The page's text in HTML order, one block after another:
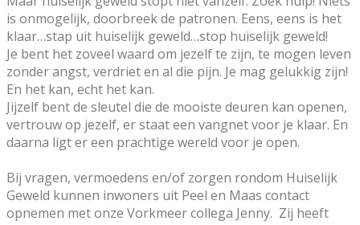
is onmogelijk, doorbreek de patronen. Eens, eens is het
klaar…stap uit huiselijk geweld…stop huiselijk geweld!
Je bent het zoveel waard om jezelf te zijn, te mogen leven
zonder angst, verdriet en al die pijn. Je mag gelukkig zijn!
En het kan, echt het kan.
Jijzelf bent de sleutel die de mooiste deuren kan openen,
vertrouw op jezelf, er staat een vangnet voor je klaar. En
daarna ligt er een prachtige wereld voor je open.
Bij vragen, vermoedens en/of zorgen rondom Huiselijk
Geweld kunnen inwoners uit Peel en Maas contact
opnemen met onze Vorkmeer collega Jenny. Zij heeft